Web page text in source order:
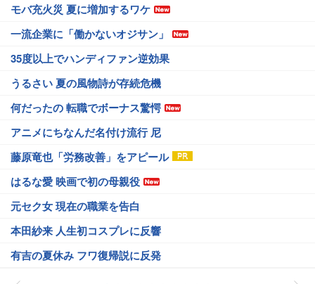
モバ充火災 夏に増加するワケ
一流企業に「働かないオジサン」
35度以上でハンディファン逆効果
うるさい 夏の風物詩が存続危機
何だったの 転職でボーナス驚愕
アニメにちなんだ名付け流行 尼
藤原竜也「労務改善」をアピール
はるな愛 映画で初の母親役
元セク女 現在の職業を告白
本田紗来 人生初コスプレに反響
有吉の夏休み フワ復帰説に反発